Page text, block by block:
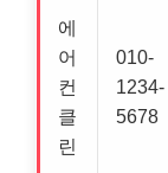
에
어
컨
클
린
010-
1234-
5678